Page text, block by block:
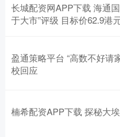
长城配资网APP下载 海通
于大市”评级 目标价62.9港
盈通策略平台 “高数不好请
校回应
楠希配资APP下载 探秘大